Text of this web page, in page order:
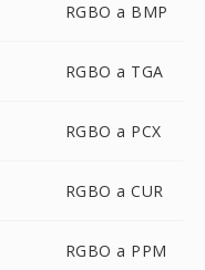
RGBO a BMP
RGBO a TGA
RGBO a PCX
RGBO a CUR
RGBO a PPM